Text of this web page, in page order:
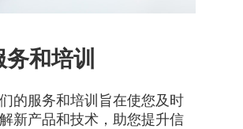
务和培训
的服务和培训旨在使您及时
新产品和技术，助您提升信